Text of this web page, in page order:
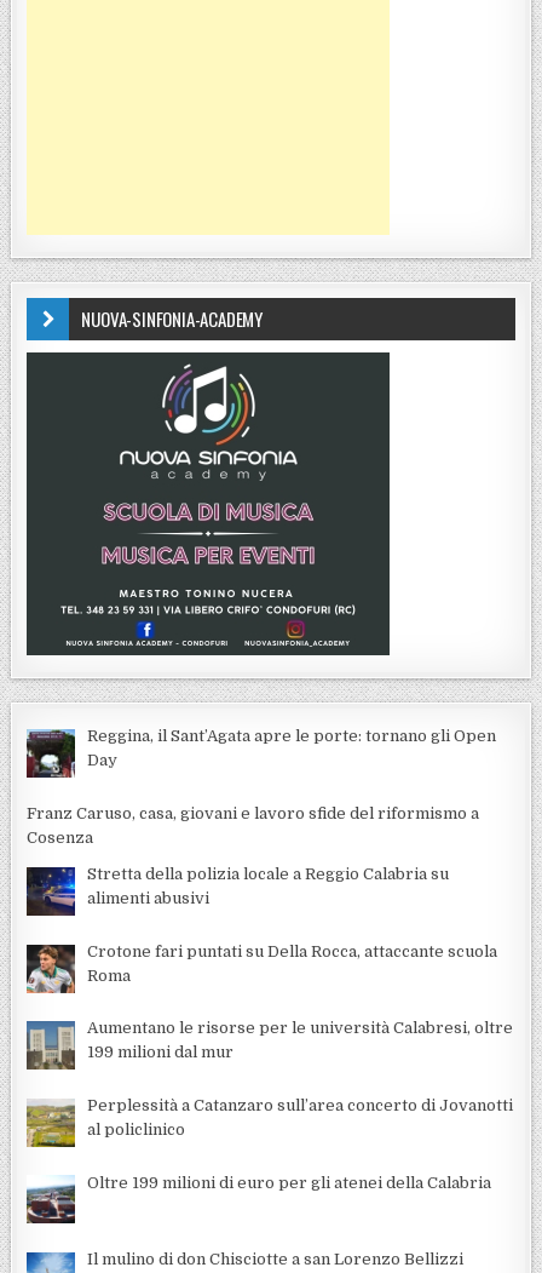
NUOVA-SINFONIA-ACADEMY
Reggina, il Sant’Agata apre le porte: tornano gli Open
Day
Franz Caruso, casa, giovani e lavoro sfide del riformismo a
Cosenza
Stretta della polizia locale a Reggio Calabria su
alimenti abusivi
Crotone fari puntati su Della Rocca, attaccante scuola
Roma
Aumentano le risorse per le università Calabresi, oltre
199 milioni dal mur
Perplessità a Catanzaro sull’area concerto di Jovanotti
al policlinico
Oltre 199 milioni di euro per gli atenei della Calabria
Il mulino di don Chisciotte a san Lorenzo Bellizzi